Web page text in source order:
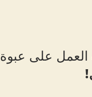
العمل على عبوة